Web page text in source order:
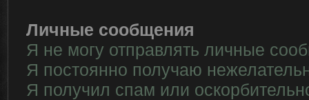
Личные сообщения
Я не могу отправлять личные
Я постоянно получаю
Я получил спам или